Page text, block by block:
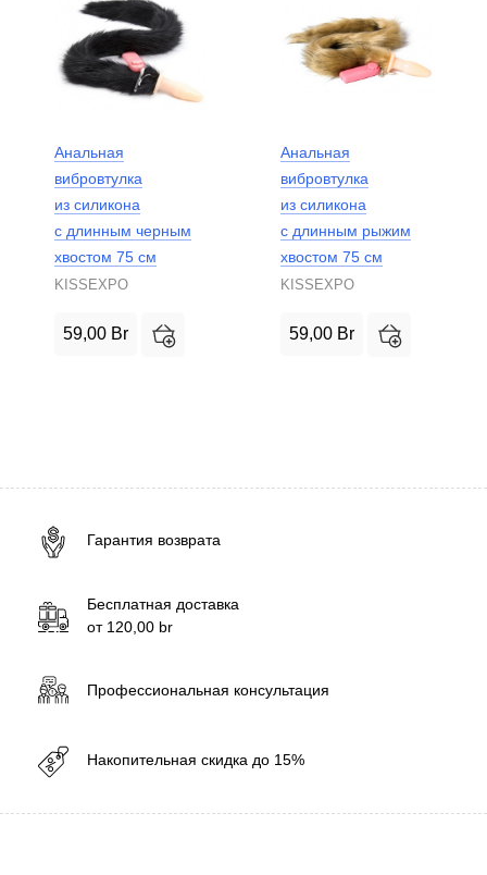
Анальная
вибровтулка
из силикона
с длинным черным
хвостом 75 см
KISSEXPO
59,00 Br
Анальная
вибровтулка
из силикона
с длинным рыжим
хвостом 75 см
KISSEXPO
59,00 Br
Гарантия возврата
Бесплатная доставка
от 120,00 br
Профессиональная консультация
Накопительная скидка до 15%